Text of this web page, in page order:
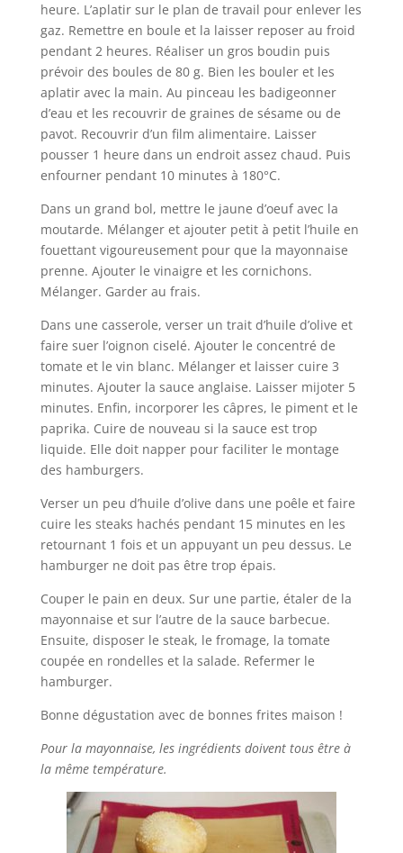
heure. L’aplatir sur le plan de travail pour enlever les
gaz. Remettre en boule et la laisser reposer au froid
pendant 2 heures. Réaliser un gros boudin puis
prévoir des boules de 80 g. Bien les bouler et les
aplatir avec la main. Au pinceau les badigeonner
d’eau et les recouvrir de graines de sésame ou de
pavot. Recouvrir d’un film alimentaire. Laisser
pousser 1 heure dans un endroit assez chaud. Puis
enfourner pendant 10 minutes à 180°C.
Dans un grand bol, mettre le jaune d’oeuf avec la
moutarde. Mélanger et ajouter petit à petit l’huile en
fouettant vigoureusement pour que la mayonnaise
prenne. Ajouter le vinaigre et les cornichons.
Mélanger. Garder au frais.
Dans une casserole, verser un trait d’huile d’olive et
faire suer l’oignon ciselé. Ajouter le concentré de
tomate et le vin blanc. Mélanger et laisser cuire 3
minutes. Ajouter la sauce anglaise. Laisser mijoter 5
minutes. Enfin, incorporer les câpres, le piment et le
paprika. Cuire de nouveau si la sauce est trop
liquide. Elle doit napper pour faciliter le montage
des hamburgers.
Verser un peu d’huile d’olive dans une poêle et faire
cuire les steaks hachés pendant 15 minutes en les
retournant 1 fois et un appuyant un peu dessus. Le
hamburger ne doit pas être trop épais.
Couper le pain en deux. Sur une partie, étaler de la
mayonnaise et sur l’autre de la sauce barbecue.
Ensuite, disposer le steak, le fromage, la tomate
coupée en rondelles et la salade. Refermer le
hamburger.
Bonne dégustation avec de bonnes frites maison !
Pour la mayonnaise, les ingrédients doivent tous être à
la même température.